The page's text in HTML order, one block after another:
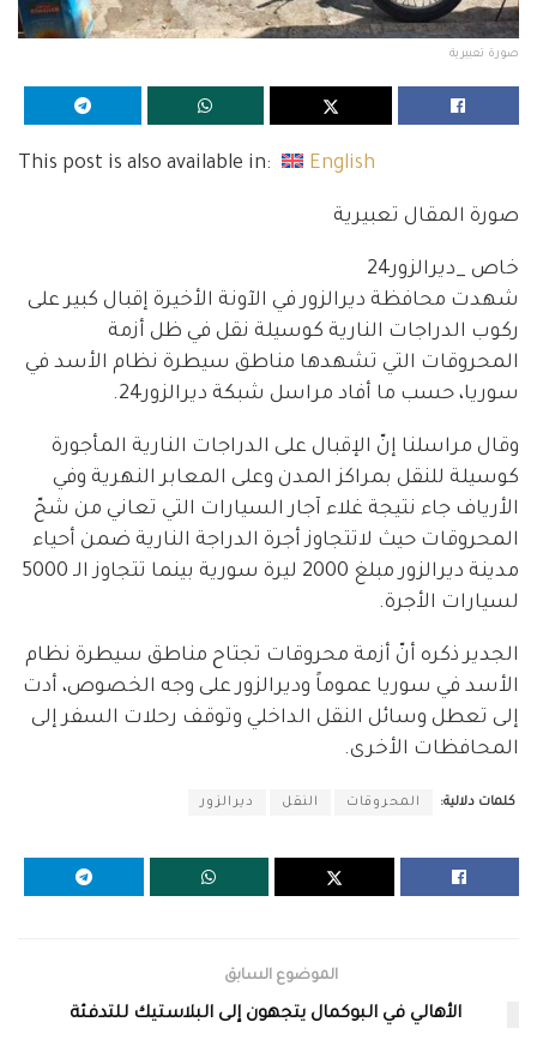
صورة تعبيرية
This post is also available in: English
صورة المقال تعبيرية
خاص _ديرالزور24
شهدت محافظة ديرالزور في الآونة الأخيرة إقبال كبير على
ركوب الدراجات النارية كوسيلة نقل في ظل أزمة
المحروقات التي تشهدها مناطق سيطرة نظام الأسد في
سوريا، حسب ما أفاد مراسل شبكة ديرالزور24.
وقال مراسلنا إنّ الإقبال على الدراجات النارية المأجورة
كوسيلة للنقل بمراكز المدن وعلى المعابر النهرية وفي
الأرياف جاء نتيجة غلاء آجار السيارات التي تعاني من شحّ
المحروقات حيث لاتتجاوز أجرة الدراجة النارية ضمن أحياء
مدينة ديرالزور مبلغ 2000 ليرة سورية بينما تتجاوز الـ 5000
لسيارات الأجرة.
الجدير ذكره أنّ أزمة محروقات تجتاح مناطق سيطرة نظام
الأسد في سوريا عموماً وديرالزور على وجه الخصوص، أدت
إلى تعطل وسائل النقل الداخلي وتوقف رحلات السفر إلى
المحافظات الأخرى.
كلمات دلالية: المحروقات النقل ديرالزور
الموضوع السابق
الأهالي في البوكمال يتجهون إلى البلاستيك للتدفئة